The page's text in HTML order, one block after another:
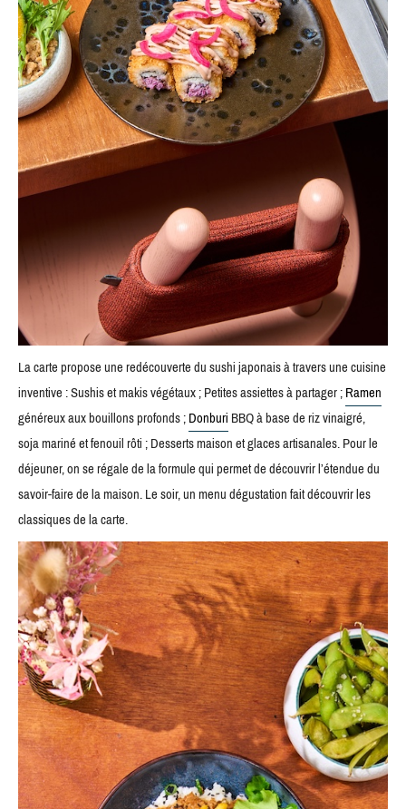
La carte propose une redécouverte du sushi japonais à travers une cuisine
inventive : Sushis et makis végétaux ; Petites assiettes à partager ;Ramen
généreux aux bouillons profonds ;DonburiBBQ à base de riz vinaigré,
soja mariné et fenouil rôti ; Desserts maison et glaces artisanales. Pour le
déjeuner, on se régale de la formule qui permet de découvrir l’étendue du
savoir-faire de la maison. Le soir, un menu dégustation fait découvrir les
classiques de la carte.